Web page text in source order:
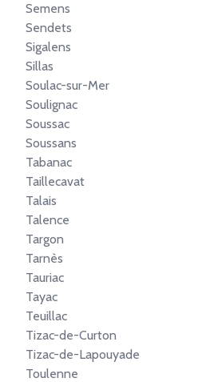
Semens
Sendets
Sigalens
Sillas
Soulac-sur-Mer
Soulignac
Soussac
Soussans
Tabanac
Taillecavat
Talais
Talence
Targon
Tarnès
Tauriac
Tayac
Teuillac
Tizac-de-Curton
Tizac-de-Lapouyade
Toulenne